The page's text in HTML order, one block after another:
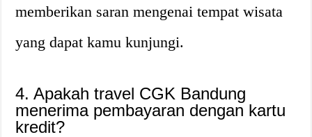
memberikan saran mengenai tempat wisata
yang dapat kamu kunjungi.
4. Apakah travel CGK Bandung
menerima pembayaran dengan kartu
kredit?